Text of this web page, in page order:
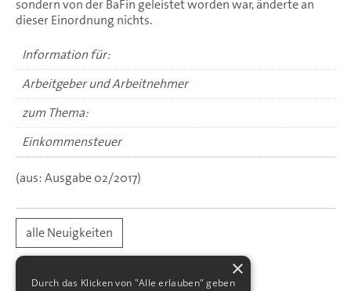
sondern von der BaFin geleistet worden war, änderte an
dieser Einordnung nichts.
Information für:
Arbeitgeber und Arbeitnehmer
zum Thema:
Einkommensteuer
(aus: Ausgabe 02/2017)
alle Neuigkeiten
×
Durch das Klicken von "Alle erlauben" geben